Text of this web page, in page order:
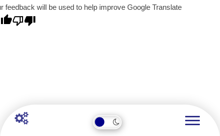
feedback will be used to help improve Google Translate